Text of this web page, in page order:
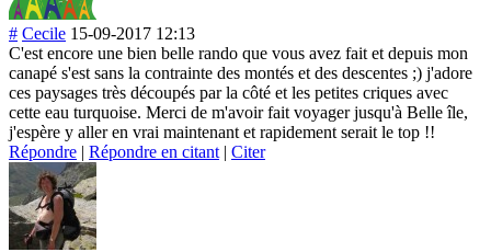
# Cecile 15-09-2017 12:13
C'est encore une bien belle rando que vous avez fait et depuis mon
canapé s'est sans la contrainte des montés et des descentes ;) j'adore
ces paysages très découpés par la côté et les petites criques avec
cette eau turquoise. Merci de m'avoir fait voyager jusqu'à Belle île,
j'espère y aller en vrai maintenant et rapidement serait le top !!
Répondre | Répondre en citant | Citer